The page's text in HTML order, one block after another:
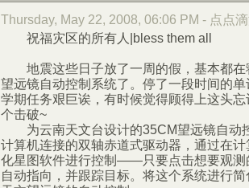
Thursday, May 22, 2008, 06:06 PM - 点点
祝福灾区的所有人|bless them all
地震这些日子放了一周的假，基本都在
望远镜自动控制系统了。停了一段时间的
学期任务艰巨诶，有时候觉得顾得上这头
个击破~
为云南天文台设计的35CM望远镜自动
计算机连接的双轴赤道式驱动器，通过在
化星图软件进行控制——只要点击想要观测
自动指向，并跟踪目标。将这个系统进行